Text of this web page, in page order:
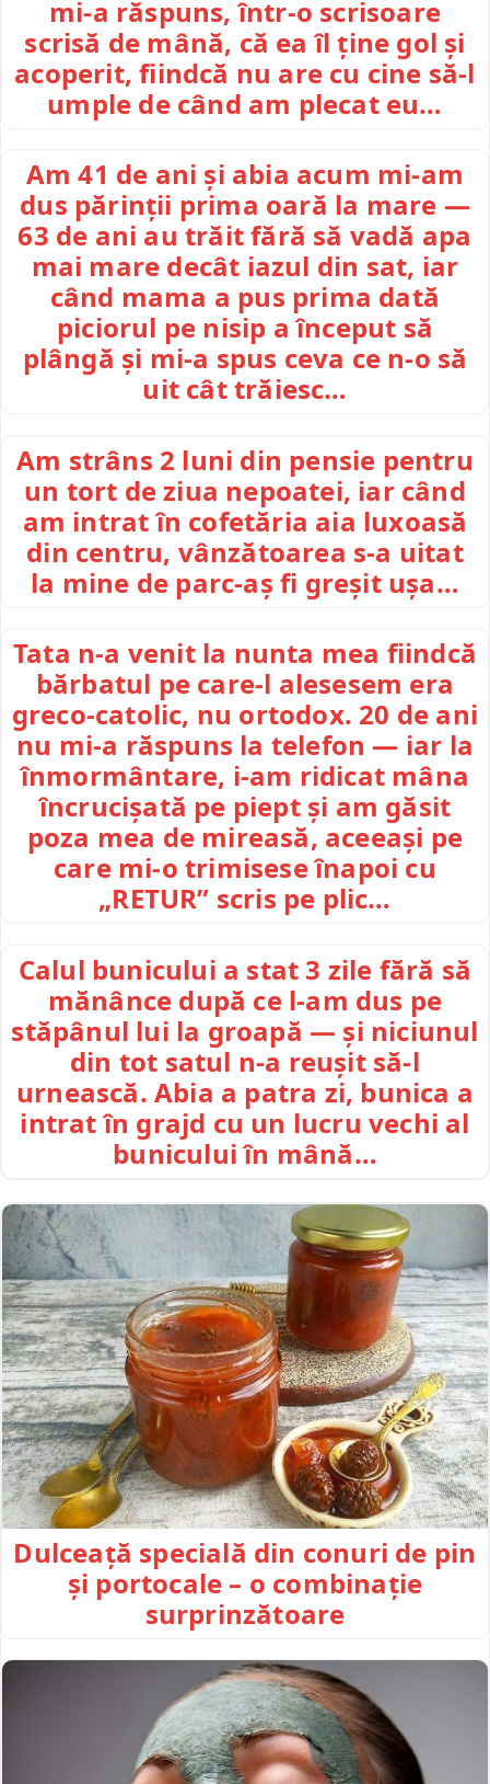
mi-a răspuns, într-o scrisoare
scrisă de mână, că ea îl ține gol și
acoperit, fiindcă nu are cu cine să-l
umple de când am plecat eu…
Am 41 de ani și abia acum mi-am
dus părinții prima oară la mare —
63 de ani au trăit fără să vadă apa
mai mare decât iazul din sat, iar
când mama a pus prima dată
piciorul pe nisip a început să
plângă și mi-a spus ceva ce n-o să
uit cât trăiesc…
Am strâns 2 luni din pensie pentru
un tort de ziua nepoatei, iar când
am intrat în cofetăria aia luxoasă
din centru, vânzătoarea s-a uitat
la mine de parc-aș fi greșit ușa…
Tata n-a venit la nunta mea fiindcă
bărbatul pe care-l alesesem era
greco-catolic, nu ortodox. 20 de ani
nu mi-a răspuns la telefon — iar la
înmormântare, i-am ridicat mâna
încrucișată pe piept și am găsit
poza mea de mireasă, aceeași pe
care mi-o trimisese înapoi cu
„RETUR” scris pe plic…
Calul bunicului a stat 3 zile fără să
mănânce după ce l-am dus pe
stăpânul lui la groapă — și niciunul
din tot satul n-a reușit să-l
urnească. Abia a patra zi, bunica a
intrat în grajd cu un lucru vechi al
bunicului în mână…
Dulceață specială din conuri de pin
și portocale – o combinație
surprinzătoare